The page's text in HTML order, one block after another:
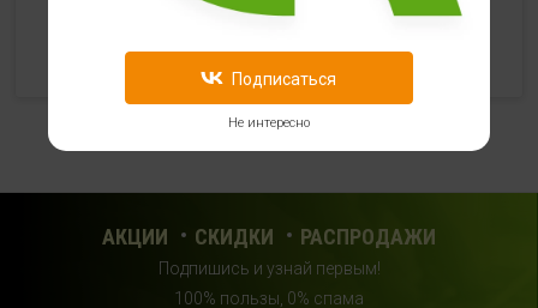
г. Мытищи, Шараповский проезд, вл. 2, третий этаж,
с 10:00 до 22:00 (без выходных)
г.Москва, 23 км, Киевское шоссе, 1, второй этаж, рядом с
+7 (963) 682-32- 02
с 10:00 до 22:00 (без выходных)
АКЦИИ СКИДКИ РАСПРОДАЖИ
Подпишись и узнай первым!
100% пользы, 0% спама
Подписаться
Не интересно